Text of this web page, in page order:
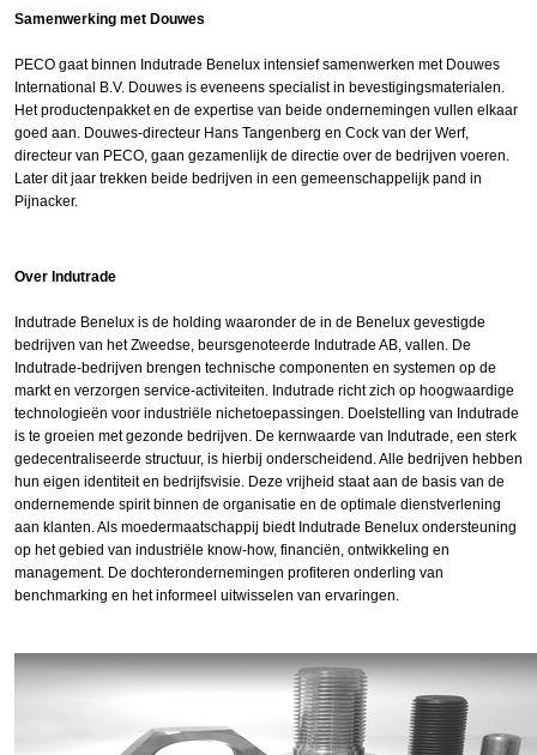
Samenwerking met Douwes
PECO gaat binnen Indutrade Benelux intensief samenwerken met Douwes
International B.V. Douwes is eveneens specialist in bevestigingsmaterialen.
Het productenpakket en de expertise van beide ondernemingen vullen elkaar
goed aan. Douwes-directeur Hans Tangenberg en Cock van der Werf,
directeur van PECO, gaan gezamenlijk de directie over de bedrijven voeren.
Later dit jaar trekken beide bedrijven in een gemeenschappelijk pand in
Pijnacker.
Over Indutrade
Indutrade Benelux is de holding waaronder de in de Benelux gevestigde
bedrijven van het Zweedse, beursgenoteerde Indutrade AB, vallen. De
Indutrade-bedrijven brengen technische componenten en systemen op de
markt en verzorgen service-activiteiten. Indutrade richt zich op hoogwaardige
technologieën voor industriële nichetoepassingen. Doelstelling van Indutrade
is te groeien met gezonde bedrijven. De kernwaarde van Indutrade, een sterk
gedecentraliseerde structuur, is hierbij onderscheidend. Alle bedrijven hebben
hun eigen identiteit en bedrijfsvisie. Deze vrijheid staat aan de basis van de
ondernemende spirit binnen de organisatie en de optimale dienstverlening
aan klanten. Als moedermaatschappij biedt Indutrade Benelux ondersteuning
op het gebied van industriële know-how, financiën, ontwikkeling en
management. De dochterondernemingen profiteren onderling van
benchmarking en het informeel uitwisselen van ervaringen.